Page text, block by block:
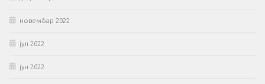
новембар 2022
јул 2022
јун 2022